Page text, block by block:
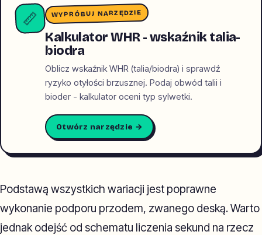
📏 WYPRÓBUJ NARZĘDZIE
Kalkulator WHR - wskaźnik talia-
biodra
Oblicz wskaźnik WHR (talia/biodra) i sprawdź
ryzyko otyłości brzusznej. Podaj obwód talii i
bioder - kalkulator oceni typ sylwetki.
Otwórz narzędzie →
Podstawą wszystkich wariacji jest poprawne
wykonanie podporu przodem, zwanego deską. Warto
jednak odejść od schematu liczenia sekund na rzecz